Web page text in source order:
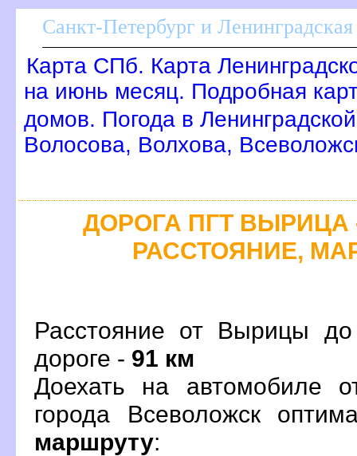
Санкт-Петербург и Ленинградская
Карта СПб. Карта
на июнь месяц. Подробная
домов. Погода в
олосова, Волхова,
ДОРОГА ПГТ ВЫРИЦА
РАССТОЯНИЕ,
Расстояние от Вырицы
дороге - 91 км
Доехать на автомобиле
орода Всеволожск
маршруту: